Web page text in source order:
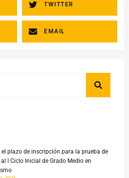
TWITTER
EMAIL
el plazo de inscripción para la prueba de
I Ciclo Inicial de Grado Medio en